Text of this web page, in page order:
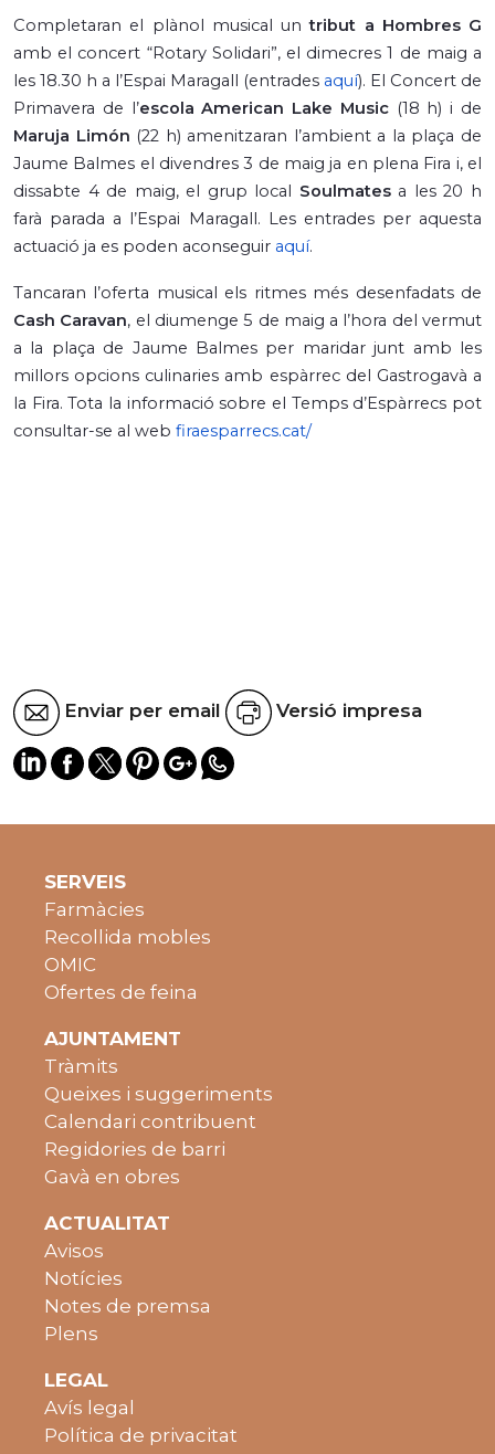
Completaran el plànol musical untribut a Hombres G
amb el concert “Rotary Solidari”, el dimecres 1 de maig a
les 18.30 h a l’Espai Maragall (entrades aquí). El Concert de
Primavera de l’escola American Lake Music (18 h) i de
Maruja Limón (22 h) amenitzaran l’ambient a la plaça de
Jaume Balmes el divendres 3 de maig ja en plena Fira i, el
dissabte 4 de maig, el grup local Soulmates a les 20 h
farà parada a l’Espai Maragall. Les entrades per aquesta
actuació ja es poden aconseguir aquí.
Tancaran l’oferta musical els ritmes més desenfadats de
Cash Caravan, el diumenge 5 de maig a l’hora del vermut
a la plaça de Jaume Balmes per maridar junt amb les
millors opcions culinaries amb espàrrec del Gastrogavà a
la Fira. Tota la informació sobre el Temps d’Espàrrecs pot
consultar-se al web firaesparrecs.cat/
Enviar per email Versió impresa
SERVEIS
Farmàcies
Recollida mobles
OMIC
Ofertes de feina
AJUNTAMENT
Tràmits
Queixes i suggeriments
Calendari contribuent
Regidories de barri
Gavà en obres
ACTUALITAT
Avisos
Notícies
Notes de premsa
Plens
LEGAL
Avís legal
Política de privacitat